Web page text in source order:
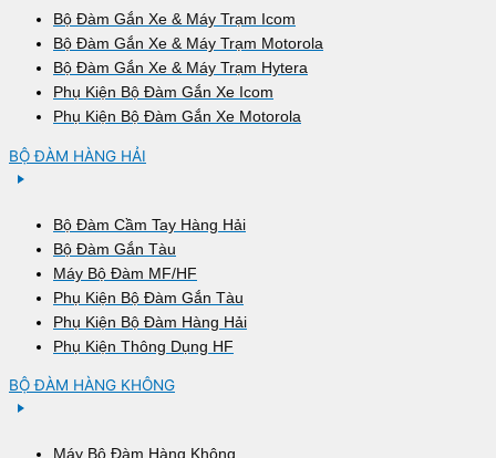
Bộ Đàm Gắn Xe & Máy Trạm Icom
Bộ Đàm Gắn Xe & Máy Trạm Motorola
Bộ Đàm Gắn Xe & Máy Trạm Hytera
Phụ Kiện Bộ Đàm Gắn Xe Icom
Phụ Kiện Bộ Đàm Gắn Xe Motorola
BỘ ĐÀM HÀNG HẢI
Bộ Đàm Cầm Tay Hàng Hải
Bộ Đàm Gắn Tàu
Máy Bộ Đàm MF/HF
Phụ Kiện Bộ Đàm Gắn Tàu
Phụ Kiện Bộ Đàm Hàng Hải
Phụ Kiện Thông Dụng HF
BỘ ĐÀM HÀNG KHÔNG
Máy Bộ Đàm Hàng Không